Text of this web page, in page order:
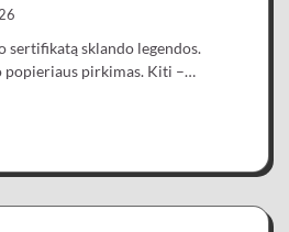
sertifikatą sklando legendos.
popieriaus pirkimas. Kiti –…